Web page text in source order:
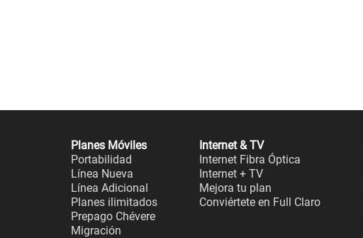
Planes Móviles
Portabilidad
Línea Nueva
Línea Adicional
Planes ilimitados
Prepago Chévere
Migración
Internet & TV
Internet Fibra Óptica
Internet + TV
Mejora tu plan
Conviértete en Full Claro